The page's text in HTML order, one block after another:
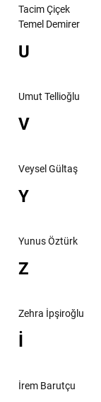
Tacim Çiçek
Temel Demirer
U
Umut Tellioğlu
V
Veysel Gültaş
Y
Yunus Öztürk
Z
Zehra İpşiroğlu
İ
İrem Barutçu